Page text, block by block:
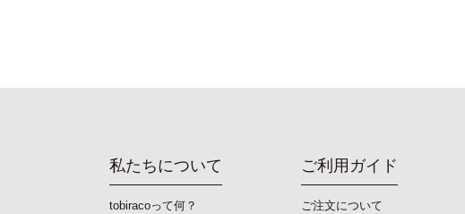
私たちについて
tobiracoって何？
ご利用ガイド
ご注文について